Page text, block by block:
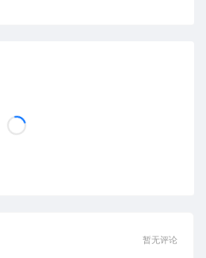
暂无评论